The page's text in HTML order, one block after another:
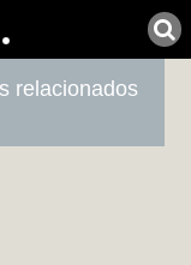
relacionados